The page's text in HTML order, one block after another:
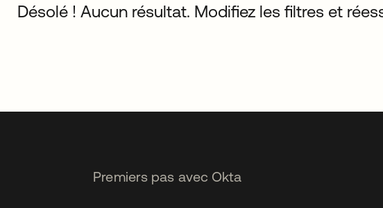
Désolé ! Aucun résultat. Modifiez les filtres et
Premiers pas avec Okta